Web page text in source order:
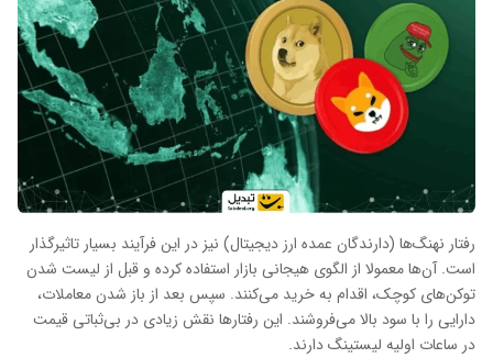
رفتار نهنگ‌ها (دارندگان عمده ارز دیجیتال) نیز در این فرآیند بسیار تاثیرگذار
است. آن‌ها معمولا از الگوی هیجانی بازار استفاده کرده و قبل از لیست شدن
توکن‌های کوچک، اقدام به خرید می‌کنند. سپس بعد از باز شدن معاملات،
دارایی را با سود بالا می‌فروشند. این رفتارها نقش زیادی در بی‌ثباتی قیمت
در ساعات اولیه لیستینگ دارند.